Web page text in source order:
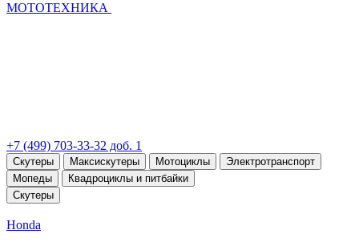
МОТОТЕХНИКА
+7 (499) 703-33-32 доб. 1
Скутеры Максискутеры Мотоциклы
Электротранспорт
Мопеды
Квадроциклы и питбайки
Скутеры
Honda